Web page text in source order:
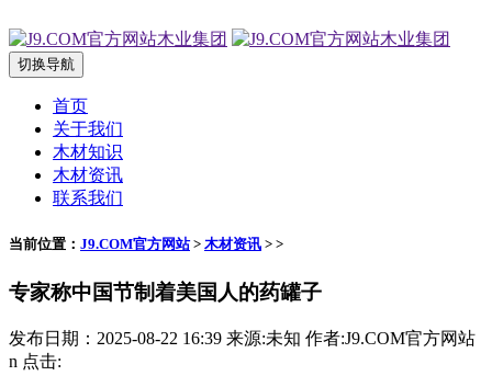
切换导航
首页
关于我们
木材知识
木材资讯
联系我们
当前位置： J9.COM官方网站> 木材资讯 > >
专家称中国节制着美国人的药罐子
发布日期：2025-08-22 16:39 来源:未知 作者:J9.COM官方网站
n 点击: